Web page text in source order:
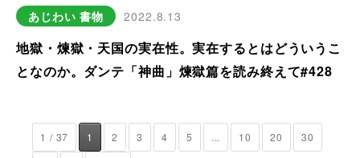
あじわい 書物 2022.8.13
地獄・煉獄・天国の実在性。実在するとはどういうこ
となのか。ダンテ「神曲」煉獄篇を読み終えて#428
1 / 37 1 2 3 4 5 ... 10 20 30